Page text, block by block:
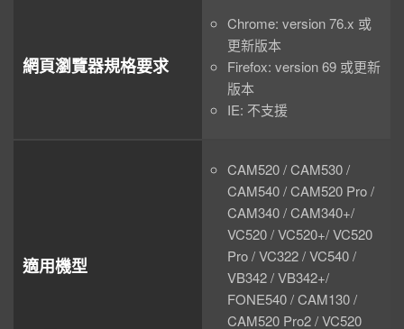
網頁瀏覽器規格要求
Chrome: version 76.x 或
更新版本
Firefox: version 69 或更新
版本
IE: 不支援
適用機型
CAM520 / CAM530 /
CAM540 / CAM520 Pro /
CAM340 / CAM340+/
VC520 / VC520+/ VC520
Pro / VC322 / VC540 /
VB342 / VB342+/
FONE540 / CAM130 /
CAM520 Pro2 / VC520